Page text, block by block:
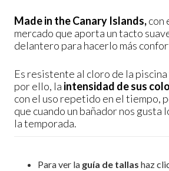
Made in the Canary Islands,con
mercado que aporta un tacto
delantero para hacerlo más
Es resistente al cloro de la
por ello, la intensidad de sus
con el uso repetido en el tiempo,
que cuando un bañador nos gusta
la temporada.
Para ver la guía de tallas haz